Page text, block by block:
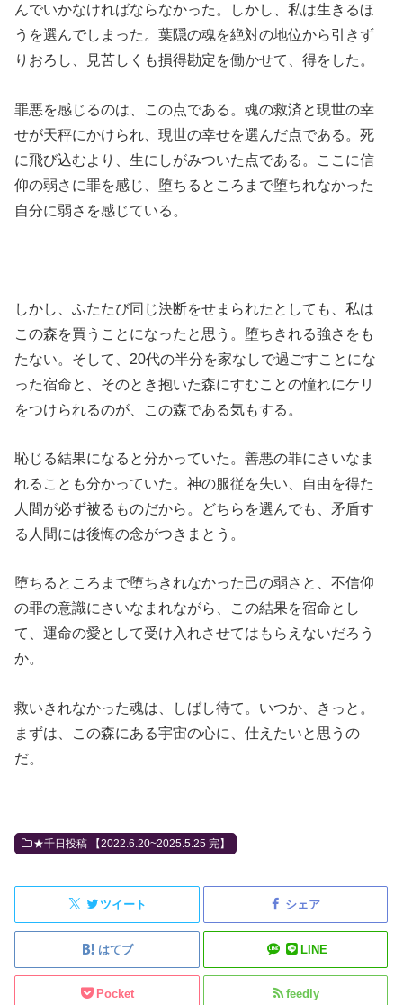
んでいかなければならなかった。しかし、私は生きるほ
うを選んでしまった。葉隠の魂を絶対の地位から引きず
りおろし、見苦しくも損得勘定を働かせて、得をした。
罪悪を感じるのは、この点である。魂の救済と現世の幸
せが天秤にかけられ、現世の幸せを選んだ点である。死
に飛び込むより、生にしがみついた点である。ここに信
仰の弱さに罪を感じ、堕ちるところまで堕ちれなかった
自分に弱さを感じている。
しかし、ふたたび同じ決断をせまられたとしても、私は
この森を買うことになったと思う。堕ちきれる強さをも
たない。そして、20代の半分を家なしで過ごすことにな
った宿命と、そのとき抱いた森にすむことの憧れにケリ
をつけられるのが、この森である気もする。
恥じる結果になると分かっていた。善悪の罪にさいなま
れることも分かっていた。神の服従を失い、自由を得た
人間が必ず被るものだから。どちらを選んでも、矛盾す
る人間には後悔の念がつきまとう。
堕ちるところまで堕ちきれなかった己の弱さと、不信仰
の罪の意識にさいなまれながら、この結果を宿命とし
て、運命の愛として受け入れさせてはもらえないだろう
か。
救いきれなかった魂は、しばし待て。いつか、きっと。
まずは、この森にある宇宙の心に、仕えたいと思うの
だ。
★千日投稿 【2022.6.20~2025.5.25 完】
ツイート シェア
はてブ LINE
Pocket feedly